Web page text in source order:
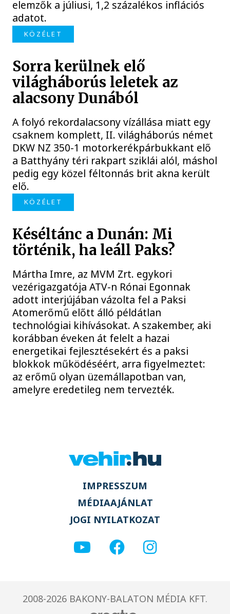
elemzők a júliusi, 1,2 százalékos inflációs
adatot.
KÖZÉLET
Sorra kerülnek elő
világháborús leletek az
alacsony Dunából
A folyó rekordalacsony vízállása miatt egy
csaknem komplett, II. világháborús német
DKW NZ 350-1 motorkerékpárbukkant elő
a Batthyány téri rakpart sziklái alól, máshol
pedig egy közel féltonnás brit akna került
elő.
KÖZÉLET
Késéltánc a Dunán: Mi
történik, ha leáll Paks?
Mártha Imre, az MVM Zrt. egykori
vezérigazgatója ATV-n Rónai Egonnak
adott interjújában vázolta fel a Paksi
Atomerőmű előtt álló példátlan
technológiai kihívásokat. A szakember, aki
korábban éveken át felelt a hazai
energetikai fejlesztésekért és a paksi
blokkok működéséért, arra figyelmeztet:
az erőmű olyan üzemállapotban van,
amelyre eredetileg nem tervezték.
IMPRESSZUM
MÉDIAAJÁNLAT
JOGI NYILATKOZAT
2008-2026 BAKONY-BALATON MÉDIA KFT.